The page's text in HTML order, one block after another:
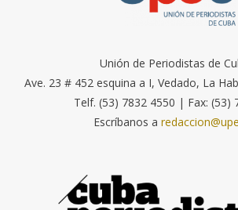
Unión de Periodistas de
Ave. 23 # 452 esquina a I, Vedado, La
Telf. (53) 7832 4550 | Fax: (53)
Escríbanos a